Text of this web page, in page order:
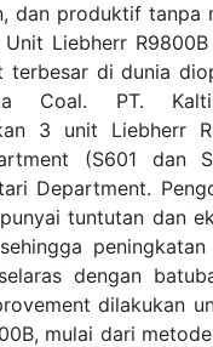
dan produktif tanpa
Liebherr
terbesar di dunia
Coal. PT.
3 unit Liebherr
(S601 dan
Department.
tuntutan dan
dengan
dilakukan
mulai dari